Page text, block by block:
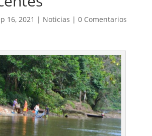
16, 2021 | Noticias | 0 Comentarios